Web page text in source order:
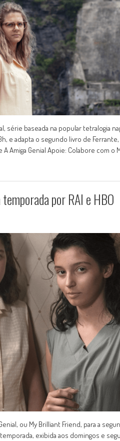
série baseada na popular tetralogia
e adapta o segundo livro de
Amiga Genial Apoie: Colabore com o
por RAI e HBO
ou My Brilliant Friend, para a
exibida aos domingos e